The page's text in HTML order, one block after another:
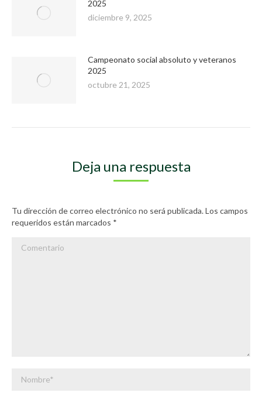
2025
diciembre 9, 2025
Campeonato social absoluto y veteranos
2025
octubre 21, 2025
Deja una respuesta
Tu dirección de correo electrónico no será publicada. Los campos
requeridos están marcados *
Comentario